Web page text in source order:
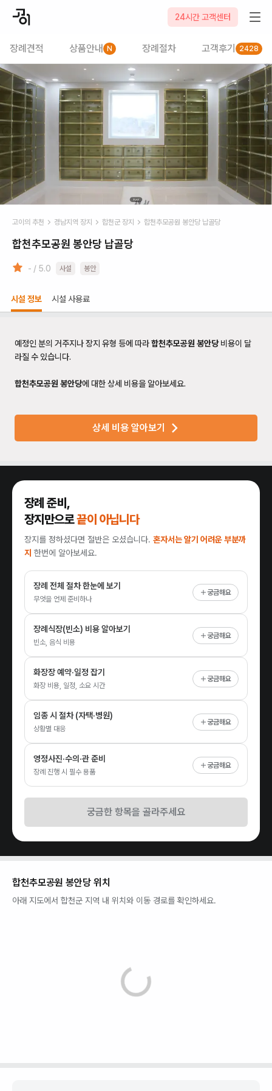
24시간 고객센터
장례견적 상품안내 N 장례절차 고객후기 2428
고이의 추천 경남지역 장지 합천군 장지 합천추모공원 봉안당 납골당
합천추모공원 봉안당 납골당
- / 5.0 사설 봉안
시설 정보 시설 사용료
예정인 분의 거주지나 장지 유형 등에 따라합천추모공원 봉안당비용이 달
라질 수 있습니다.
합천추모공원 봉안당에 대한 상세 비용을 알아보세요.
상세 비용 알아보기
장례 준비,
장지만으로끝이 아닙니다
장지를 정하셨다면 절반은 오셨습니다. 혼자서는 알기 어려운 부분까
지 한번에 알아보세요.
장례 전체 절차 한눈에 보기
무엇을 언제 준비하나
궁금해요
장례식장(빈소) 비용 알아보기
빈소, 음식 비용
궁금해요
화장장 예약·일정 잡기
화장 비용, 일정, 소요 시간
궁금해요
임종 시 절차 (자택·병원)
상황별 대응
궁금해요
영정사진·수의·관 준비
장례 진행 시 필수 용품
궁금해요
궁금한 항목을 골라주세요
합천추모공원 봉안당 위치
아래 지도에서 합천군 지역 내 위치와 이동 경로를 확인하세요.